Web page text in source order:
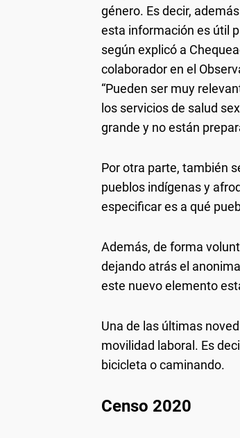
género. Es decir,
esta información es útil
según explicó a
colaborador en el
“Pueden ser muy
los servicios de salud
grande y no están
Por otra parte, también
pueblos indígenas y
especificar es a qué
Además, de forma
dejando atrás el
este nuevo elemento
Una de las últimas
movilidad laboral. Es
bicicleta o caminando.
Censo 2020